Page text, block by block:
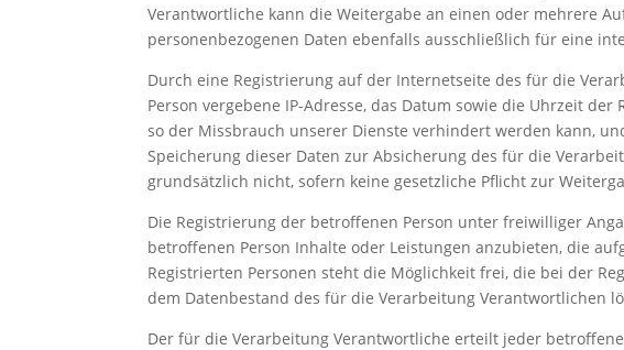
Verantwortliche kann die Weitergabe an einen oder mehrere
personenbezogenen Daten ebenfalls ausschließlich für eine
Durch eine Registrierung auf der Internetseite des für die
Person vergebene IP-Adresse, das Datum sowie die Uhrzeit
so der Missbrauch unserer Dienste verhindert werden kann,
Speicherung dieser Daten zur Absicherung des für die
grundsätzlich nicht, sofern keine gesetzliche Pflicht zur
Die Registrierung der betroffenen Person unter freiwilliger
betroffenen Person Inhalte oder Leistungen anzubieten, die
Registrierten Personen steht die Möglichkeit frei, die bei der
dem Datenbestand des für die Verarbeitung Verantwortlichen
Der für die Verarbeitung Verantwortliche erteilt jeder